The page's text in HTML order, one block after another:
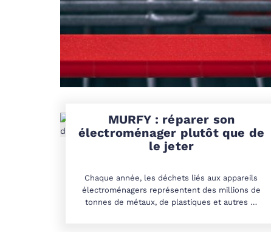
MURFY : réparer son
électroménager plutôt que de
le jeter
Chaque année, les déchets liés aux appareils
électroménagers représentent des millions de
tonnes de métaux, de plastiques et autres …